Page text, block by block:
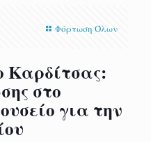
Φόρτωση Όλων
Καρδίτσας:
στο
για την